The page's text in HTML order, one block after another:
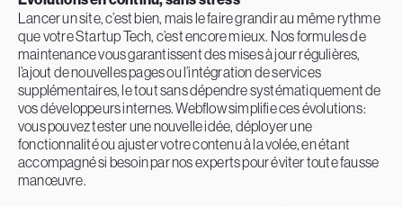
Lancer un site, c’est bien, mais le faire grandir au même rythme
que votre Startup Tech, c’est encore mieux. Nos formules de
maintenance vous garantissent des mises à jour régulières,
l’ajout de nouvelles pages ou l’intégration de services
supplémentaires, le tout sans dépendre systématiquement de
vos développeurs internes. Webflow simplifie ces évolutions :
vous pouvez tester une nouvelle idée, déployer une
fonctionnalité ou ajuster votre contenu à la volée, en étant
accompagné si besoin par nos experts pour éviter toute fausse
manœuvre.